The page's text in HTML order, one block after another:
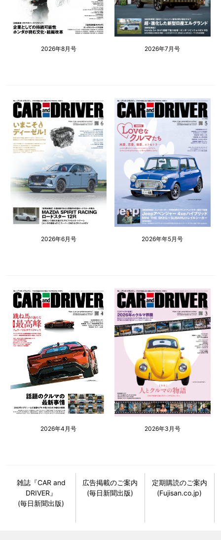
2026年8月号 2026年7月号
2026年6月号 2026年年5月号
2026年4月号 2026年3月号
雑誌『CAR and
DRIVER』
(毎日新聞出版)
広告掲載のご案内
(毎日新聞出版)
定期購読のご案内
(Fujisan.co.jp)